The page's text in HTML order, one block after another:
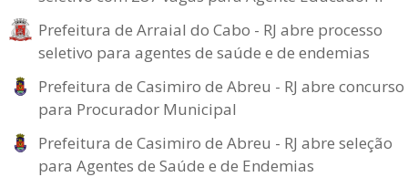
Prefeitura de Arraial do Cabo - RJ abre processo
seletivo para agentes de saúde e de endemias
Prefeitura de Casimiro de Abreu - RJ abre concurso
para Procurador Municipal
Prefeitura de Casimiro de Abreu - RJ abre seleção
para Agentes de Saúde e de Endemias